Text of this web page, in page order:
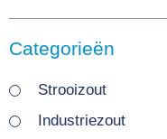
Categorieën
Strooizout
Industriezout